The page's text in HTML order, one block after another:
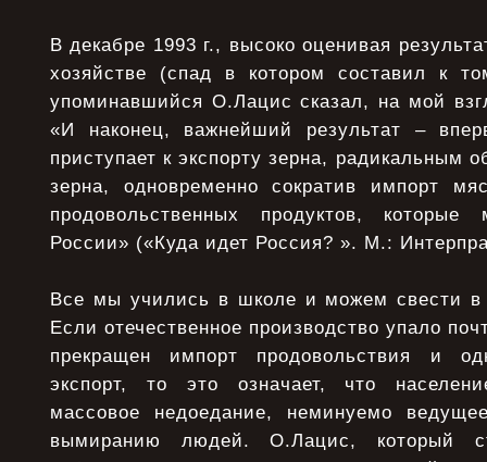
В декабре 1993 г., высоко оценивая
хозяйстве (спад в котором составил к
упоминавшийся О.Лацис сказал, на мой
«И наконец, важнейший результат –
приступает к экспорту зерна, радикальным
зерна, одновременно сократив импорт
продовольственных продуктов,
России» («Куда идет Россия? ». М.:
Все мы учились в школе и можем свести в
Если отечественное производство упало
прекращен импорт продовольствия и
экспорт, то это означает, что
массовое недоедание, неминуемо
вымиранию людей. О.Лацис, который